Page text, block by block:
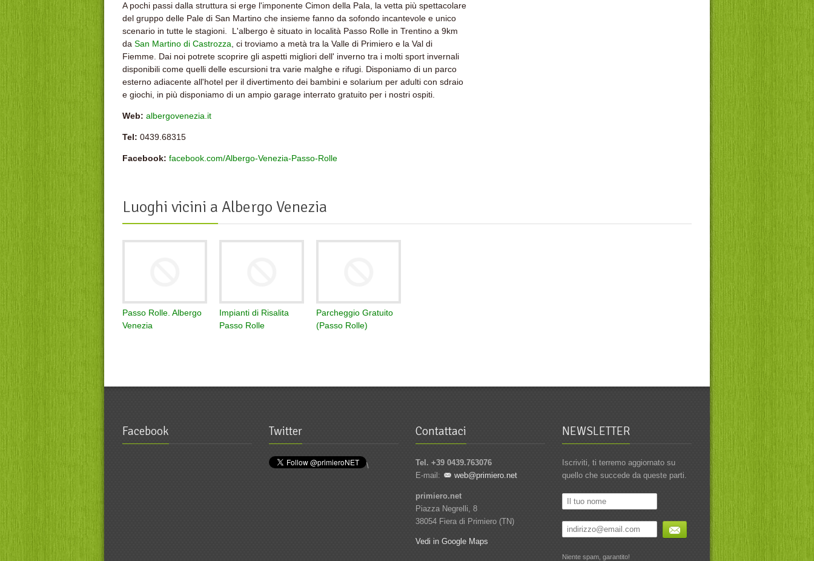
A pochi passi dalla struttura si erge l'imponente Cimon della Pala, la vetta più spettacolare
del gruppo delle Pale di San Martino che insieme fanno da sofondo incantevole e unico
scenario in tutte le stagioni. L'albergo è situato in località Passo Rolle in Trentino a 9km
da San Martino di Castrozza, ci troviamo a metà tra la Valle di Primiero e la Val di
Fiemme. Dai noi potrete scoprire gli aspetti migliori dell' inverno tra i molti sport invernali
disponibili come quelli delle escursioni tra varie malghe e rifugi. Disponiamo di un parco
esterno adiacente all'hotel per il divertimento dei bambini e solarium per adulti con sdraio
e giochi, in più disponiamo di un ampio garage interrato gratuito per i nostri ospiti.
Web: albergovenezia.it
Tel: 0439.68315
Facebook: facebook.com/Albergo-Venezia-Passo-Rolle
Luoghi vicini a Albergo Venezia
Passo Rolle. Albergo
Venezia
Impianti di Risalita
Passo Rolle
Parcheggio Gratuito
(Passo Rolle)
Facebook Twitter
\
Contattaci
Tel. +39 0439.763076
E-mail:
web@primiero.net
primiero.net
Piazza Negrelli, 8
38054 Fiera di Primiero (TN)
Vedi in Google Maps
NEWSLETTER
Iscriviti, ti terremo aggiornato su
quello che succede da queste parti.
Niente spam, garantito!